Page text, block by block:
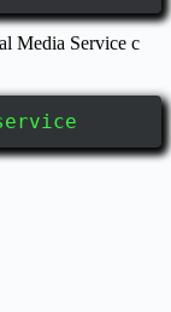
Media Service с